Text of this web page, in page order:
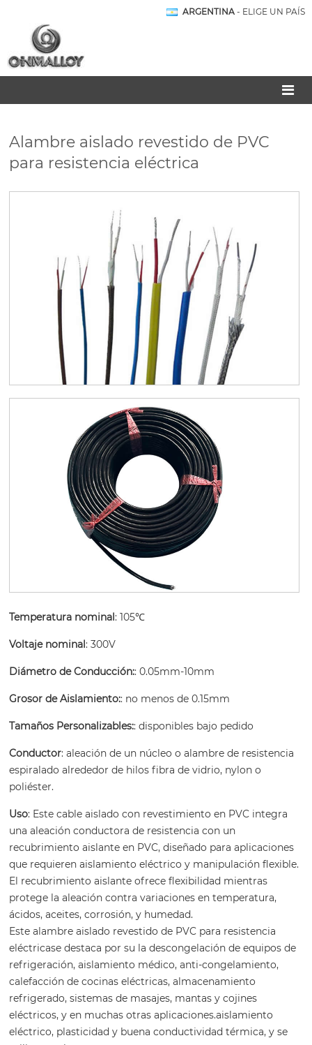
ARGENTINA - ELIGE UN PAÍS
Alambre aislado revestido de PVC
para resistencia eléctrica
Temperatura nominal: 105℃
Voltaje nominal: 300V
Diámetro de Conducción:: 0.05mm-10mm
Grosor de Aislamiento:: no menos de 0.15mm
Tamaños Personalizables:: disponibles bajo pedido
Conductor: aleación de un núcleo o alambre de resistencia
espiralado alrededor de hilos fibra de vidrio, nylon o
poliéster.
Uso: Este cable aislado con revestimiento en PVC integra
una aleación conductora de resistencia con un
recubrimiento aislante en PVC, diseñado para aplicaciones
que requieren aislamiento eléctrico y manipulación flexible.
El recubrimiento aislante ofrece flexibilidad mientras
protege la aleación contra variaciones en temperatura,
ácidos, aceites, corrosión, y humedad.
Este alambre aislado revestido de PVC para resistencia
eléctricase destaca por su la descongelación de equipos de
refrigeración, aislamiento médico, anti-congelamiento,
calefacción de cocinas eléctricas, almacenamiento
refrigerado, sistemas de masajes, mantas y cojines
eléctricos, y en muchas otras aplicaciones.aislamiento
eléctrico, plasticidad y buena conductividad térmica, y se